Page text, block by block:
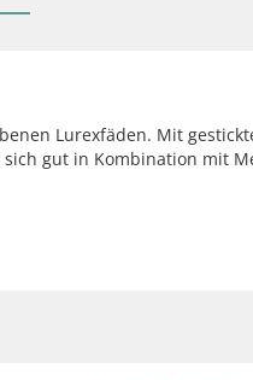
Lurexfäden. Mit
gut in Kombination mit